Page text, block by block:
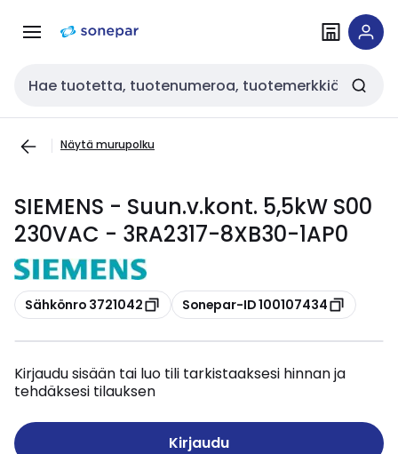
navigointiinsisältöön
Haku
Näytä murupolku
SIEMENS - Suun.v.kont. 5,5kW S00
230VAC - 3RA2317-8XB30-1AP0
Kopioi
Sähkönro 3721042 Kopioi
Sonepar-ID 100107434
Kirjaudu sisään tai luo tili tarkistaaksesi hinnan ja
tehdäksesi tilauksen
Kirjaudu